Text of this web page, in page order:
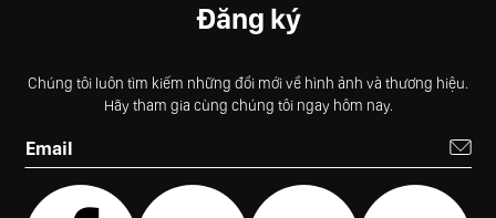
Đăng ký
Chúng tôi luôn tìm kiếm những đổi mới về hình ảnh và thương hiệu.
Hãy tham gia cùng chúng tôi ngay hôm nay.